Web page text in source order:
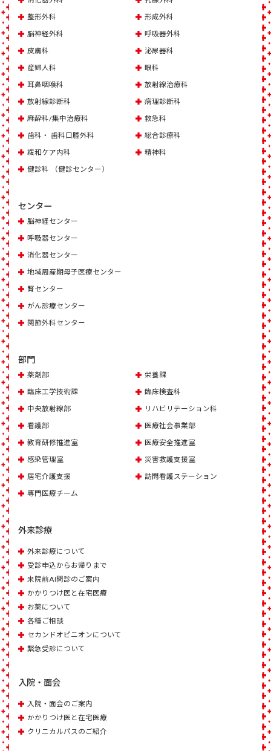
整形外科
形成外科
脳神経外科
呼吸器外科
皮膚科
泌尿器科
産婦人科
眼科
耳鼻咽喉科
放射線治療科
放射線診断科
病理診断科
麻酔科/集中治療科
救急科
歯科・ 歯科口腔外科
総合診療科
緩和ケア内科
精神科
健診科 （健診センター）
センター
脳神経センター
呼吸器センター
消化器センター
地域周産期母子医療センター
腎センター
がん診療センター
関節外科センター
部門
薬剤部
栄養課
臨床工学技術課
臨床検査科
中央放射線部
リハビリテーション科
看護部
医療社会事業部
教育研修推進室
医療安全推進室
感染管理室
災害救護支援室
居宅介護支援
訪問看護ステーション
専門医療チーム
外来診療
外来診療について
受診申込からお帰りまで
来院前AI問診のご案内
かかりつけ医と在宅医療
お薬について
各種ご相談
セカンドオピニオンについて
緊急受診について
入院・面会
入院・面会のご案内
かかりつけ医と在宅医療
クリニカルパスのご紹介